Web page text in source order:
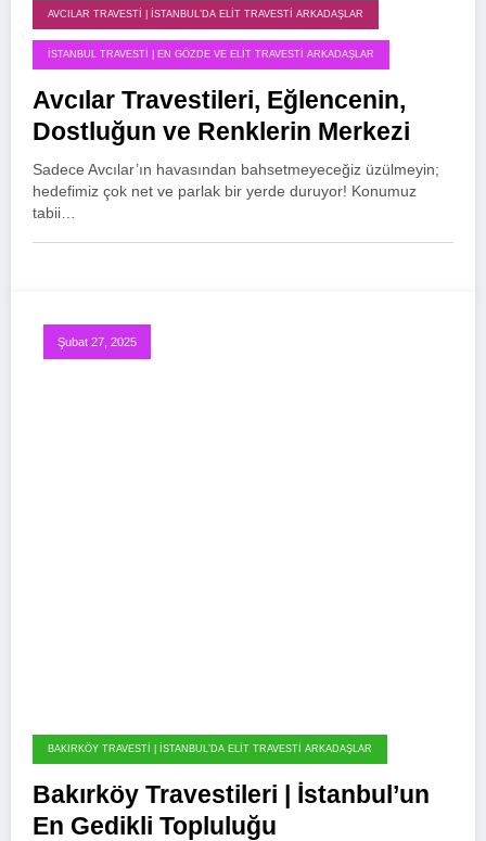
AVCILAR TRAVESTI | İSTANBUL’DA ELIT TRAVESTI ARKADAŞLAR
İSTANBUL TRAVESTI | EN GÖZDE VE ELIT TRAVESTI ARKADAŞLAR
Avcılar Travestileri, Eğlencenin,
Dostluğun ve Renklerin Merkezi
Sadece Avcılar’ın havasından bahsetmeyeceğiz üzülmeyin;
hedefimiz çok net ve parlak bir yerde duruyor! Konumuz
tabii…
Şubat 27, 2025
BAKIRKÖY TRAVESTI | İSTANBUL’DA ELIT TRAVESTI ARKADAŞLAR
Bakırköy Travestileri | İstanbul’un
En Gedikli Topluluğu